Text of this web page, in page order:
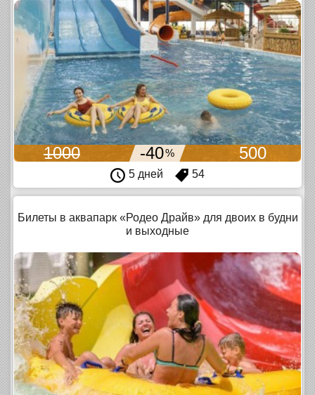
1000 -40% 500
5 дней 54
Билеты в аквапарк «Родео Драйв» для двоих в будни
и выходные